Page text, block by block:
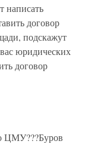
написать
договор
подскажут
юридических
договор
ЦМУ???Буров